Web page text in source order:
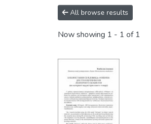
All browse results
Now showing 1 - 1 of 1